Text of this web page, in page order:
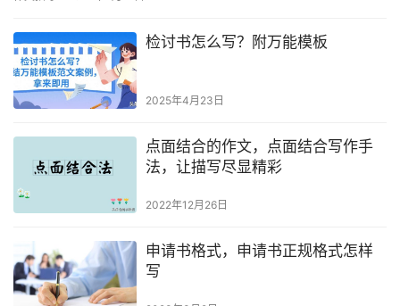
外，第…
检讨书怎么写？附万能模板
2025年4月23日
点面结合的作文，点面结合写作手
法，让描写尽显精彩
2022年12月26日
申请书格式，申请书正规格式怎样
写